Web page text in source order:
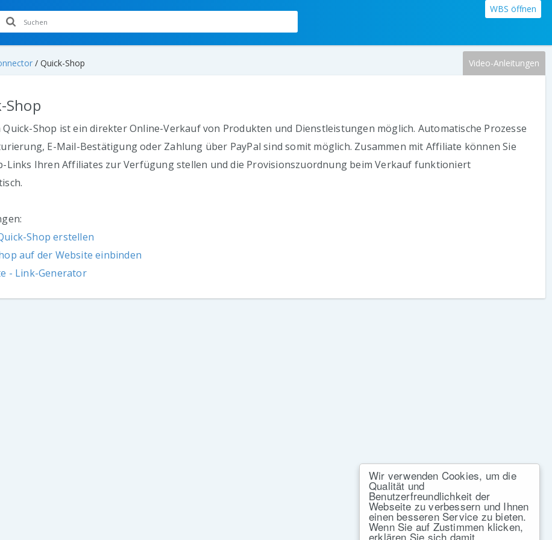
Wir verwenden Cookies, um die
Qualität und
Benutzerfreundlichkeit der
Webseite zu verbessern und Ihnen
einen besseren Service zu bieten.
Wenn Sie auf Zustimmen klicken,
erklären Sie sich damit
WBS öffnen
/ Quick-Shop Video-Anleitungen
Shop
Quick-Shop ist ein direkter Online-Verkauf von Produkten und Dienstleistungen möglich. Automatische Prozesse
E-Mail-Bestätigung oder Zahlung über PayPal sind somit möglich. Zusammen mit Affiliate können Sie
Links Ihren Affiliates zur Verfügung stellen und die Provisionszuordnung beim Verkauf funktioniert
Shop erstellen
auf der Website einbinden
- Link-Generator